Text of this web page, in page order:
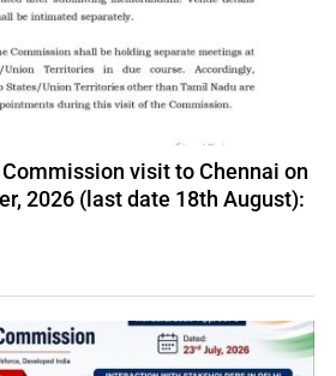
visit to Chennai on
2026 (last date 18th August):